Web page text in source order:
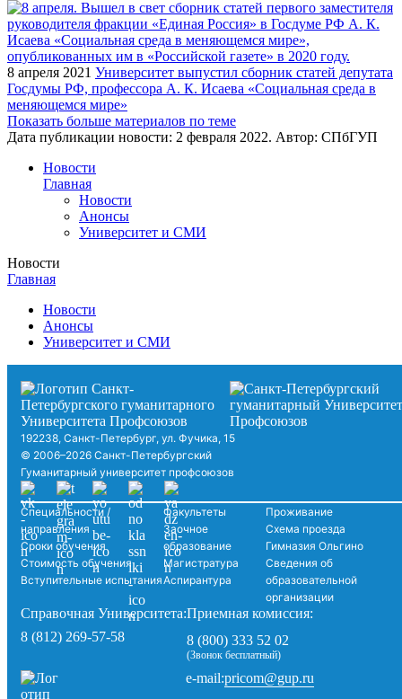
8 апреля 2021 Университет выпустил сборник статей депутата
Госдумы РФ, профессора А. К. Исаева «Социальная среда в
меняющемся мире»
Показать больше материалов по теме
Дата публикации новости: 2 февраля 2022. Автор: СПбГУП
Новости
Главная
Новости
Анонсы
Университет и СМИ
Новости
Главная
Новости
Анонсы
Университет и СМИ
192238, Санкт-Петербург, ул. Фучика, 15
© 2006–2026 Санкт-Петербургский
Гуманитарный университет профсоюзов
Специальности /
направления
Сроки обучения
Стоимость обучения
Вступительные испытания
Факультеты
Заочное
образование
Магистратура
Аспирантура
Проживание
Схема проезда
Гимназия Ольгино
Сведения об
образовательной
организации
Справочная Университета:
8 (812) 269-57-58
Приемная комиссия:
8 (800) 333 52 02
(Звонок бесплатный)
e-mail:pricom@gup.ru